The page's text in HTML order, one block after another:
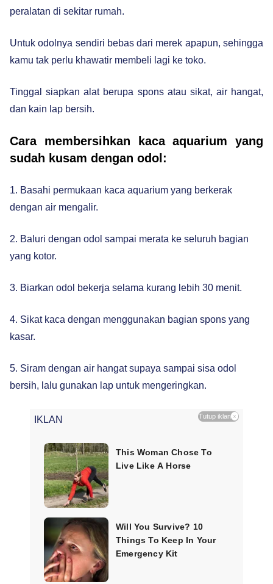
peralatan di sekitar rumah.
Untuk odolnya sendiri bebas dari merek apapun, sehingga
kamu tak perlu khawatir membeli lagi ke toko.
Tinggal siapkan alat berupa spons atau sikat, air hangat,
dan kain lap bersih.
Cara membersihkan kaca aquarium yang
sudah kusam dengan odol:
1. Basahi permukaan kaca aquarium yang berkerak
dengan air mengalir.
2. Baluri dengan odol sampai merata ke seluruh bagian
yang kotor.
3. Biarkan odol bekerja selama kurang lebih 30 menit.
4. Sikat kaca dengan menggunakan bagian spons yang
kasar.
5. Siram dengan air hangat supaya sampai sisa odol
bersih, lalu gunakan lap untuk mengeringkan.
IKLAN Tutup iklan ×